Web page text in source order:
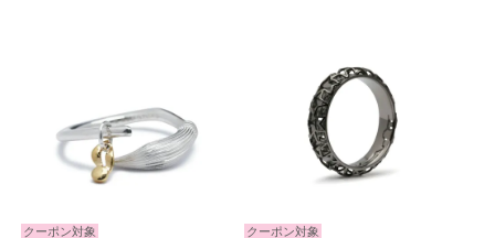
クーポン対象 クーポン対象